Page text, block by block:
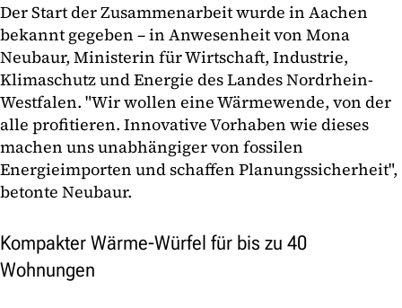
Der Start der Zusammenarbeit wurde in Aachen
bekannt gegeben – in Anwesenheit von Mona
Neubaur, Ministerin für Wirtschaft, Industrie,
Klimaschutz und Energie des Landes Nordrhein-
Westfalen. "Wir wollen eine Wärmewende, von der
alle profitieren. Innovative Vorhaben wie dieses
machen uns unabhängiger von fossilen
Energieimporten und schaffen Planungssicherheit",
betonte Neubaur.
Kompakter Wärme-Würfel für bis zu 40
Wohnungen